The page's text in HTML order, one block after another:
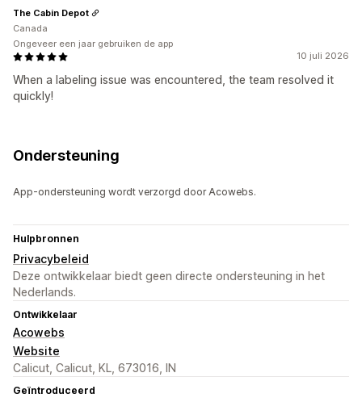
10 juli 2026
When a labeling issue was encountered, the team resolved it
quickly!
The Cabin Depot
Canada
Ongeveer een jaar gebruiken de app
Ondersteuning
App-ondersteuning wordt verzorgd door Acowebs.
Hulpbronnen
Privacybeleid
Deze ontwikkelaar biedt geen directe ondersteuning in het
Nederlands.
Ontwikkelaar
Acowebs
Website
Calicut, Calicut, KL, 673016, IN
Geïntroduceerd